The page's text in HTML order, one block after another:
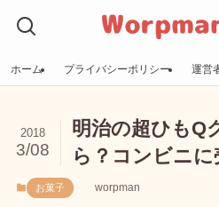
ホーム プライバシーポリシー 運営
明治の超ひもQ
ら？コンビニ
2018
3/08
お菓子 worpman